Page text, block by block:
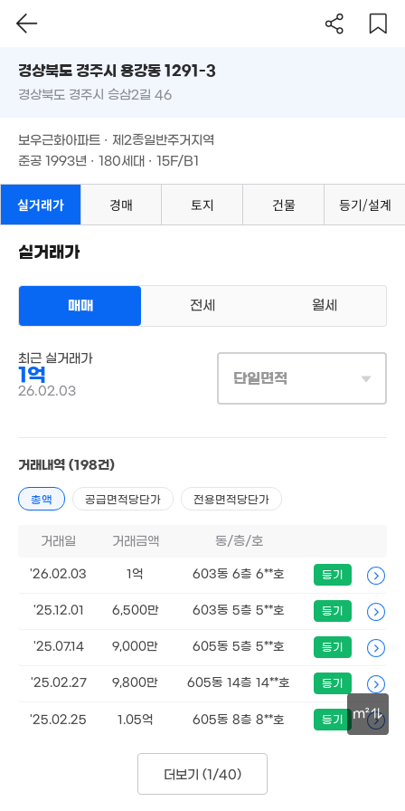
매매 1억
계약일 '26. 02
필터 매물 탐색
경상북도 경주시 용강동 1291-3
준공 1993년 · 180세대 · 15F/B1
m²
경상북도 경주시 용강동 1291-3
경상북도 경주시 승삼2길 46
보우근화아파트 · 제2종일반주거지역
준공 1993년 · 180세대 · 15F/B1
실거래가 경매 토지 건물 등기/설계
실거래가
매매 전세 월세
최근 실거래가
1억
26.02.03
단일면적
거래내역 (198건)
총액 공급면적당단가 전용면적당단가
거래일 거래금액 동/층/호
'26.02.03 1억 603동 6층 6**호 등기
'25.12.01 6,500만 603동 5층 5**호 등기
'25.07.14 9,000만 605동 5층 5**호 등기
'25.02.27 9,800만 605동 14층 14**호 등기
'25.02.25 1.05억 605동 8층 8**호 등기
더보기 (1/40)